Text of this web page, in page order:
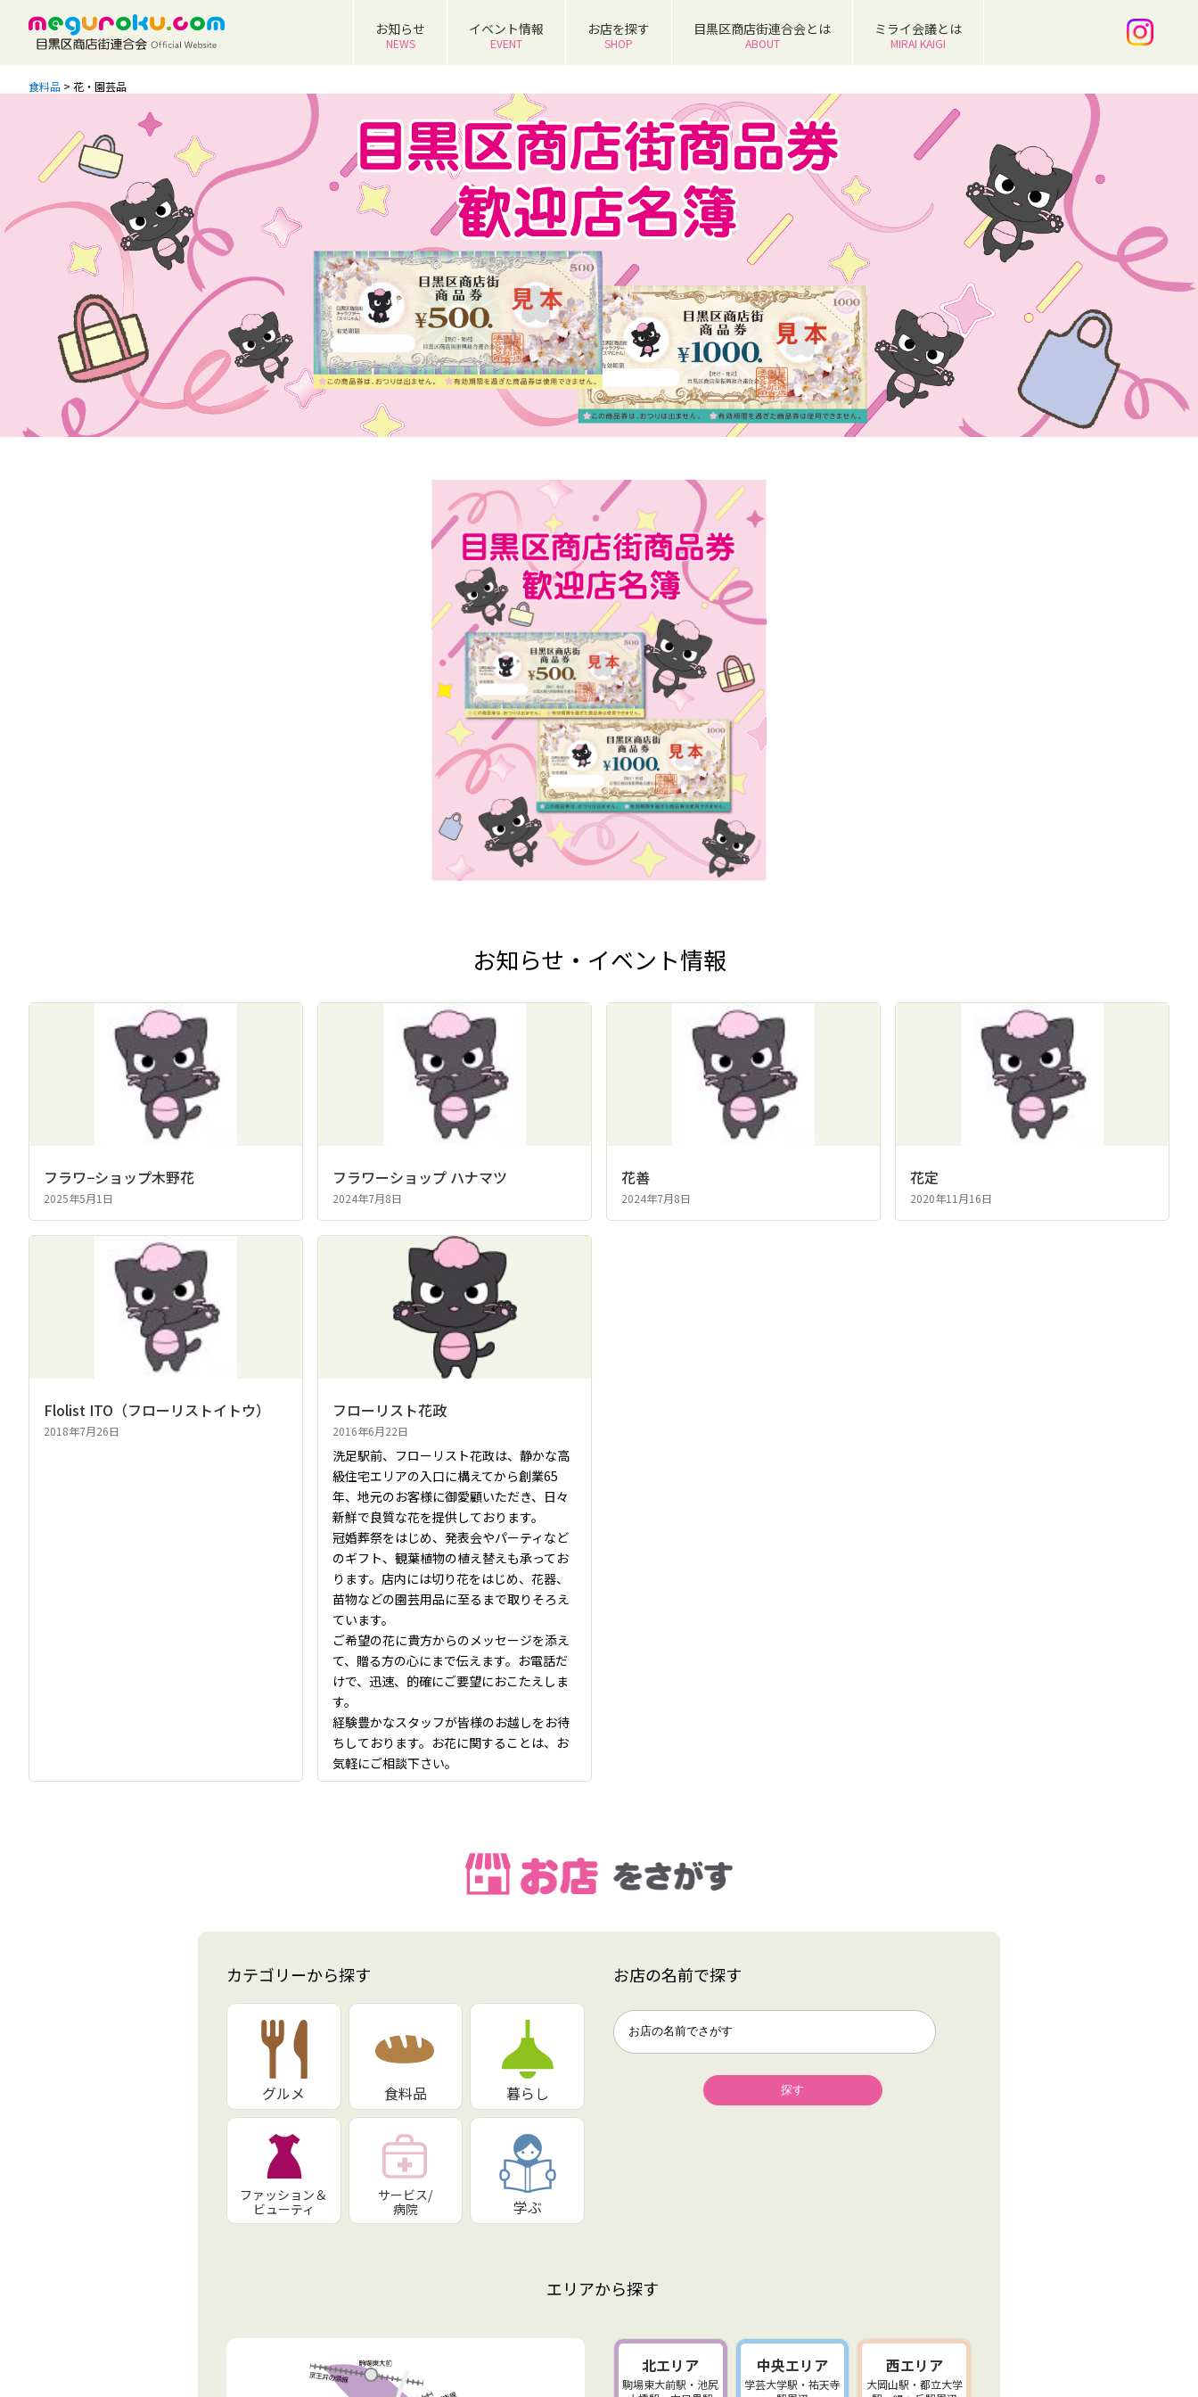
お知らせ
NEWS
イベント情報
EVENT
お店を探す
SHOP
目黒区商店街連合会とは
ABOUT
ミライ会議とは
MIRAI KAIGI
食料品 > 花・園芸品
お知らせ・イベント情報
フラワ−ショップ木野花
2025年5月1日
フラワーショップ ハナマツ
2024年7月8日
花善
2024年7月8日
花定
2020年11月16日
Flolist ITO（フローリストイトウ）
2018年7月26日
フローリスト花政
2016年6月22日
洗足駅前、フローリスト花政は、静かな高
級住宅エリアの入口に構えてから創業65
年、地元のお客様に御愛顧いただき、日々
新鮮で良質な花を提供しております。
冠婚葬祭をはじめ、発表会やパーティなど
のギフト、観葉植物の植え替えも承ってお
ります。店内には切り花をはじめ、花器、
苗物などの園芸用品に至るまで取りそろえ
ています。
ご希望の花に貴方からのメッセージを添え
て、贈る方の心にまで伝えます。お電話だ
けで、迅速、的確にご要望におこたえしま
す。
経験豊かなスタッフが皆様のお越しをお待
ちしております。お花に関することは、お
気軽にご相談下さい。
カテゴリーから探す
グルメ 食料品 暮らし
ファッション＆
ビューティ
サービス/
病院
学ぶ
お店の名前で探す
エリアから探す
北エリア
駒場東大前駅・池尻
中央エリア
学芸大学駅・祐天寺
西エリア
大岡山駅・都立大学